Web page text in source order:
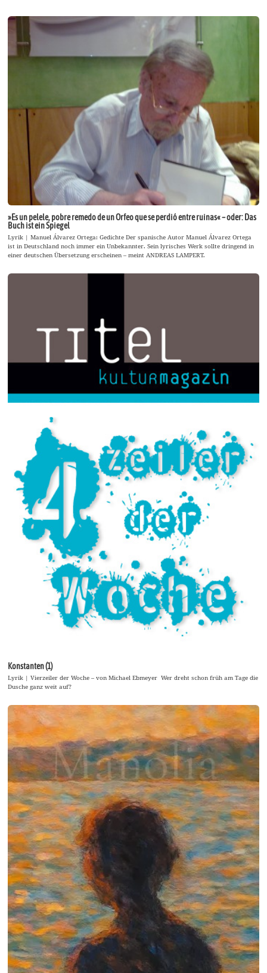
»Es un pelele, pobre remedo de un Orfeo que se perdió entre ruinas« – oder: Das
Buch ist ein Spiegel
Lyrik | Manuel Álvarez Ortega: Gedichte Der spanische Autor Manuel Álvarez Ortega
ist in Deutschland noch immer ein Unbekannter. Sein lyrisches Werk sollte dringend in
einer deutschen Übersetzung erscheinen – meint ANDREAS LAMPERT.
Konstanten (1)
Lyrik | Vierzeiler der Woche – von Michael Ebmeyer Wer dreht schon früh am Tage die
Dusche ganz weit auf?